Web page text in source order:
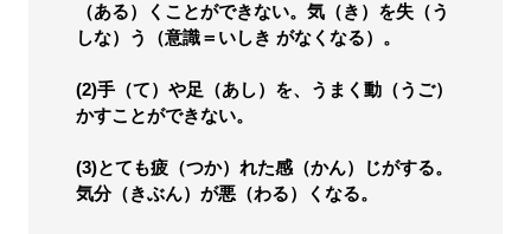
（ある）くことができない。気（き）を失（う
しな）う（意識＝いしき がなくなる）。
(2)手（て）や足（あし）を、うまく動（うご）
かすことができない。
(3)とても疲（つか）れた感（かん）じがする。
気分（きぶん）が悪（わる）くなる。